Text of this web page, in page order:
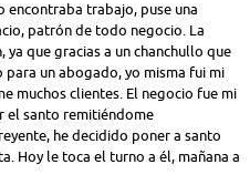
encontraba trabajo, puse una
patrón de todo negocio. La
que gracias a un chanchullo que
para un abogado, yo misma fui mi
muchos clientes. El negocio fue mi
el santo remitiéndome
he decidido poner a santo
Hoy le toca el turno a él, mañana a